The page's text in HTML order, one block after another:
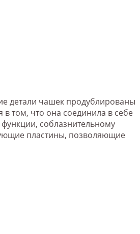
детали чашек продублированы
том, что она соединила в себе
соблазнительному
пластины, позволяющие